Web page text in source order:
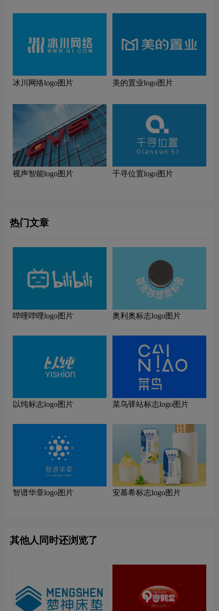
冰川网络logo图片 美的置业logo图片
视声智能logo图片 千寻位置logo图片
热门文章
哔哩哔哩logo图片 奥利奥标志logo图片
以纯标志logo图片 菜鸟驿站标志logo图片
智谱华章logo图片 安慕希标志logo图片
其他人同时还浏览了